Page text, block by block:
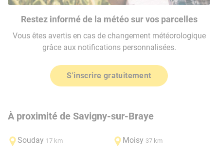
Restez informé de la météo sur vos parcelles
Vous êtes avertis en cas de changement météorologique
grâce aux notifications personnalisées.
S'inscrire gratuitement
À proximité de Savigny-sur-Braye
Souday 17 km Moisy 37 km